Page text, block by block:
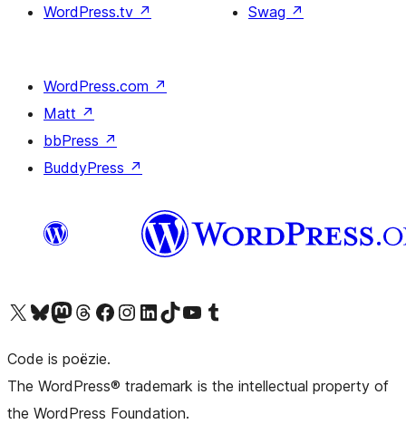
WordPress.tv ↗
Swag ↗
WordPress.com ↗
Matt ↗
bbPress ↗
BuddyPress ↗
Bezoek ons X (voorheen Twitter) account
Bezoek ons Bluesky account
Bezoek ons Mastodon account
Bezoek ons Threads account
Onze Facebook pagina bezoeken
Bezoek ons Instagram account
Bezoek ons LinkedIn account
Bezoek ons TikTok account
Bezoek ons YouTube kanaalBezoek ons Tumblr account
Code is poëzie.
The WordPress® trademark is the intellectual property of
the WordPress Foundation.